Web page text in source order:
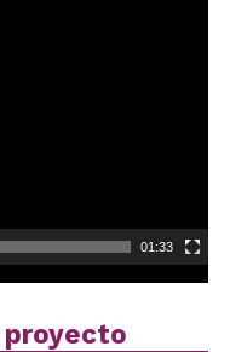
01:33
proyecto